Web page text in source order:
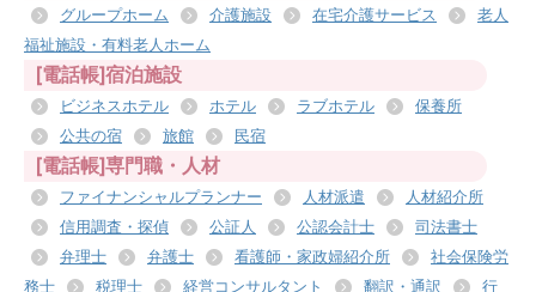
グループホーム 介護施設 在宅介護サービス
老人
福祉施設・有料老人ホーム
[電話帳]宿泊施設
ビジネスホテル ホテル ラブホテル
保養所
公共の宿
旅館 民宿
[電話帳]専門職・人材
ファイナンシャルプランナー 人材派遣
人材紹介所
信用調査・探偵
公証人 公認会計士
司法書士
弁理士
弁護士 看護師・家政婦紹介所
社会保険労
務士
税理士 経営コンサルタント 翻訳・通訳
行